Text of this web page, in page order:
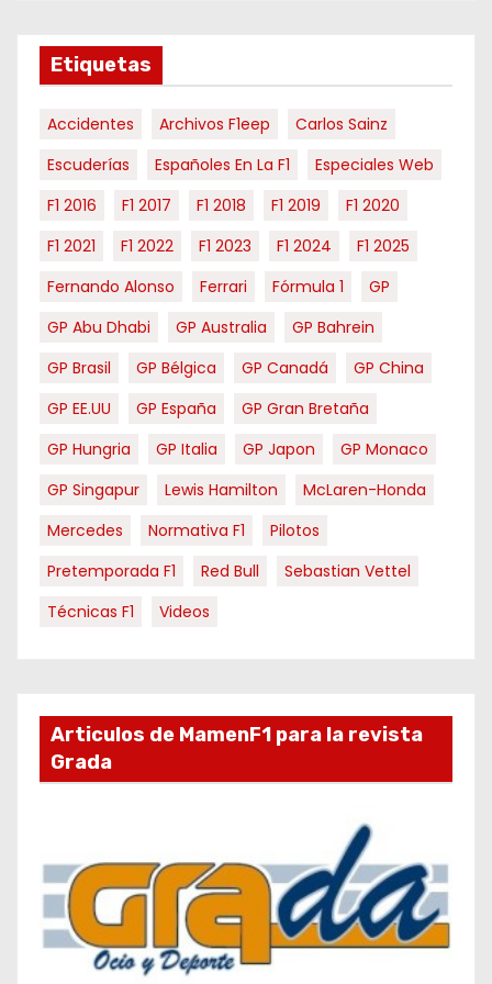
s
Etiquetas
Accidentes Archivos F1eep
Carlos Sainz
Escuderías
Españoles En La F1
Especiales Web
F1 2016
F1 2017 F1 2018 F1 2019
F1 2020
F1 2021
F1 2022 F1 2023 F1 2024
F1 2025
Fernando Alonso
Ferrari Fórmula 1
GP
GP Abu Dhabi
GP Australia
GP Bahrein
GP Brasil
GP Bélgica GP Canadá
GP China
GP EE.UU
GP España
GP Gran Bretaña
GP Hungria
GP Italia GP Japon
GP Monaco
GP Singapur
Lewis Hamilton
McLaren-Honda
Mercedes
Normativa F1
Pilotos
Pretemporada F1
Red Bull
Sebastian Vettel
Técnicas F1
Videos
Articulos de MamenF1 para la revista
Grada